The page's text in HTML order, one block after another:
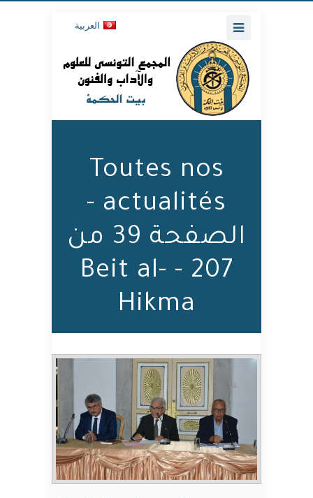
العربية
Toutes nos
actualités -
الصفحة 39 من
207 - Beit al-
Hikma